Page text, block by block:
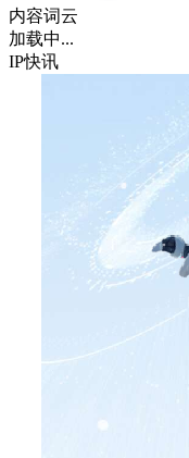
内容词云
加载中...
IP快讯